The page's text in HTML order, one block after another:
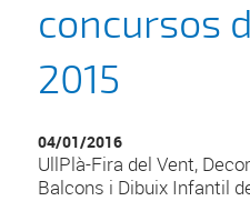
concursos
2015
04/01/2016
UllPlà-Fira del Vent,
Balcons i Dibuix Infantil